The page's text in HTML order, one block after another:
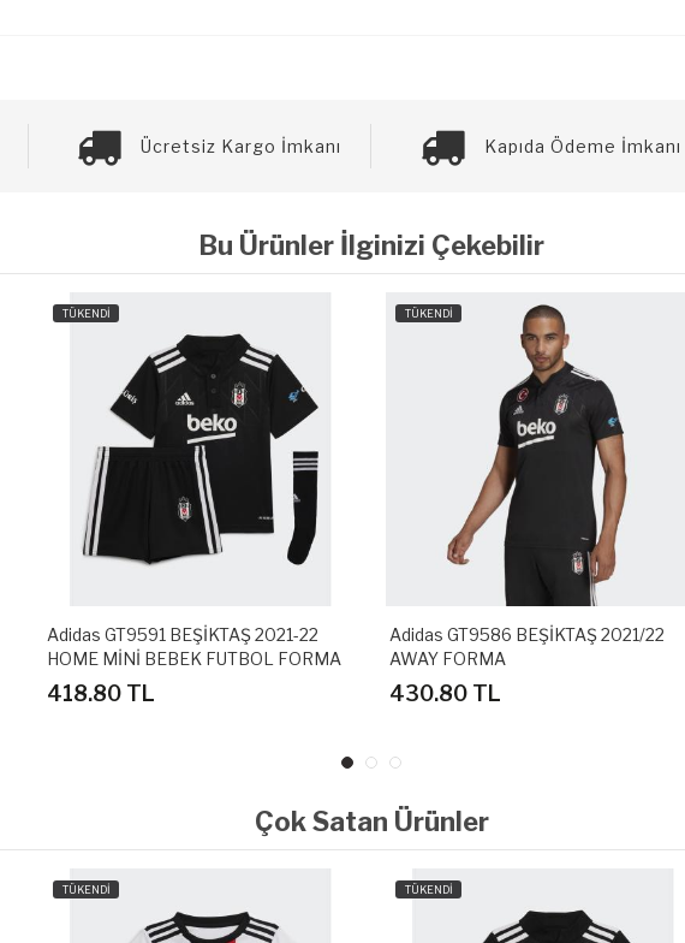
Ücretsiz Kargo İmkanı Kapıda Ödeme İmkanı
Bu Ürünler İlginizi Çekebilir
TÜKENDİ
Adidas GT9591 BEŞİKTAŞ 2021-22
HOME MİNİ BEBEK FUTBOL FORMA
SETİ
418.80 TL
TÜKENDİ
Adidas GT9586 BEŞİKTAŞ 2021/22
AWAY FORMA
430.80 TL
Çok Satan Ürünler
TÜKENDİ TÜKENDİ